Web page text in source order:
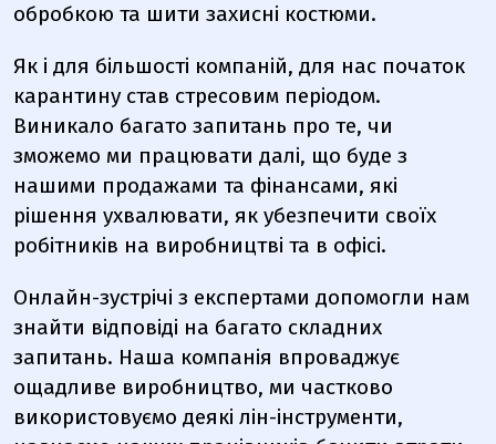
обробкою та шити захисні костюми.
Як і для більшості компаній, для нас початок
карантину став стресовим періодом.
Виникало багато запитань про те, чи
зможемо ми працювати далі, що буде з
нашими продажами та фінансами, які
рішення ухвалювати, як убезпечити своїх
робітників на виробництві та в офісі.
Онлайн-зустрічі з експертами допомогли нам
знайти відповіді на багато складних
запитань. Наша компанія впроваджує
ощадливе виробництво, ми частково
використовуємо деякі лін-інструменти,